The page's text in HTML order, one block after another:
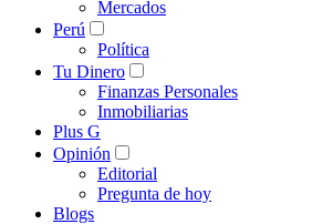
Mercados
Perú
Política
Tu Dinero
Finanzas Personales
Inmobiliarias
Plus G
Opinión
Editorial
Pregunta de hoy
Blogs